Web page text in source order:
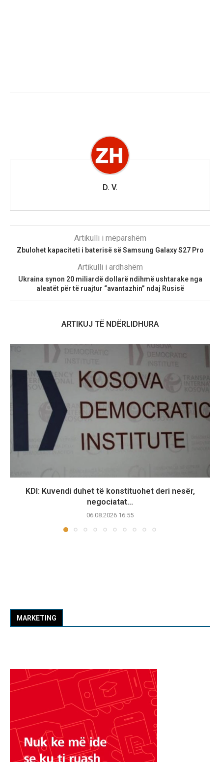
D. V.
Artikulli i mëparshëm
Zbulohet kapaciteti i baterisë së Samsung Galaxy S27 Pro
Artikulli i ardhshëm
Ukraina synon 20 miliardë dollarë ndihmë ushtarake nga
aleatët për të ruajtur “avantazhin” ndaj Rusisë
ARTIKUJ TË NDËRLIDHURA
KDI: Kuvendi duhet të konstituohet deri nesër,
negociatat...
06.08.2026 16:55
MARKETING